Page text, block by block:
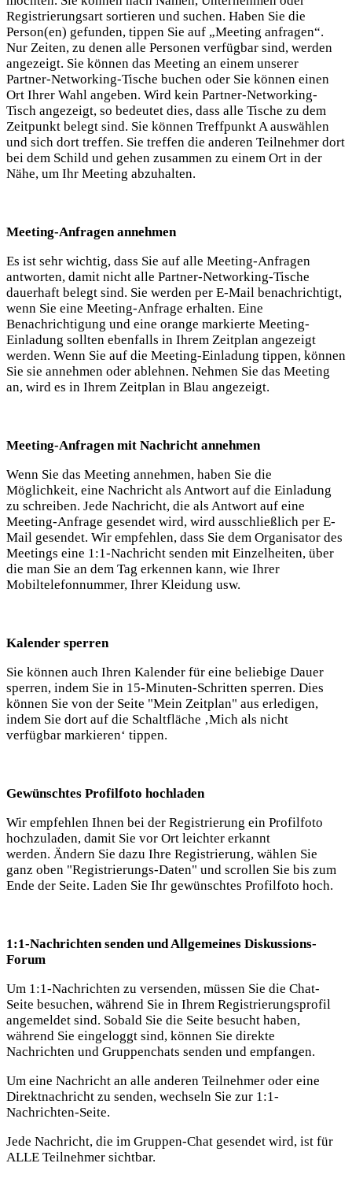
Registrierungsart sortieren und suchen. Haben Sie die
Person(en) gefunden, tippen Sie auf „Meeting anfragen“.
Nur Zeiten, zu denen alle Personen verfügbar sind, werden
angezeigt. Sie können das Meeting an einem unserer
Partner-Networking-Tische buchen oder Sie können einen
Ort Ihrer Wahl angeben. Wird kein Partner-Networking-
Tisch angezeigt, so bedeutet dies, dass alle Tische zu dem
Zeitpunkt belegt sind. Sie können Treffpunkt A auswählen
und sich dort treffen. Sie treffen die anderen Teilnehmer dort
bei dem Schild und gehen zusammen zu einem Ort in der
Nähe, um Ihr Meeting abzuhalten.
Meeting-Anfragen annehmen
Es ist sehr wichtig, dass Sie auf alle Meeting-Anfragen
antworten, damit nicht alle Partner-Networking-Tische
dauerhaft belegt sind. Sie werden per E-Mail benachrichtigt,
wenn Sie eine Meeting-Anfrage erhalten. Eine
Benachrichtigung und eine orange markierte Meeting-
Einladung sollten ebenfalls in Ihrem Zeitplan angezeigt
werden. Wenn Sie auf die Meeting-Einladung tippen, können
Sie sie annehmen oder ablehnen. Nehmen Sie das Meeting
an, wird es in Ihrem Zeitplan in Blau angezeigt.
Meeting-Anfragen mit Nachricht annehmen
Wenn Sie das Meeting annehmen, haben Sie die
Möglichkeit, eine Nachricht als Antwort auf die Einladung
zu schreiben. Jede Nachricht, die als Antwort auf eine
Meeting-Anfrage gesendet wird, wird ausschließlich per E-
Mail gesendet. Wir empfehlen, dass Sie dem Organisator des
Meetings eine 1:1-Nachricht senden mit Einzelheiten, über
die man Sie an dem Tag erkennen kann, wie Ihrer
Mobiltelefonnummer, Ihrer Kleidung usw.
Kalender sperren
Sie können auch Ihren Kalender für eine beliebige Dauer
sperren, indem Sie in 15-Minuten-Schritten sperren. Dies
können Sie von der Seite "Mein Zeitplan" aus erledigen,
indem Sie dort auf die Schaltfläche ‚Mich als nicht
verfügbar markieren‘ tippen.
Gewünschtes Profilfoto hochladen
Wir empfehlen Ihnen bei der Registrierung ein Profilfoto
hochzuladen, damit Sie vor Ort leichter erkannt
werden. Ändern Sie dazu Ihre Registrierung, wählen Sie
ganz oben "Registrierungs-Daten" und scrollen Sie bis zum
Ende der Seite. Laden Sie Ihr gewünschtes Profilfoto hoch.
1:1-Nachrichten senden und Allgemeines Diskussions-
Forum
Um 1:1-Nachrichten zu versenden, müssen Sie die Chat-
Seite besuchen, während Sie in Ihrem Registrierungsprofil
angemeldet sind. Sobald Sie die Seite besucht haben,
während Sie eingeloggt sind, können Sie direkte
Nachrichten und Gruppenchats senden und empfangen.
Um eine Nachricht an alle anderen Teilnehmer oder eine
Direktnachricht zu senden, wechseln Sie zur 1:1-
Nachrichten-Seite.
Jede Nachricht, die im Gruppen-Chat gesendet wird, ist für
ALLE Teilnehmer sichtbar.